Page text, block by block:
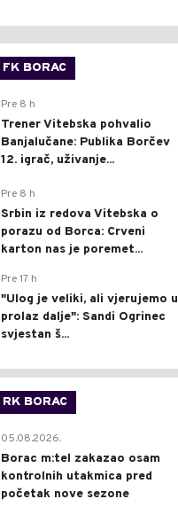
FK BORAC
Pre 8 h
Trener Vitebska pohvalio
Banjalučane: Publika Borčev
12. igrač, uživanje...
Pre 8 h
Srbin iz redova Vitebska o
porazu od Borca: Crveni
karton nas je poremet...
Pre 17 h
"Ulog je veliki, ali vjerujemo u
prolaz dalje": Sandi Ogrinec
svjestan š...
RK BORAC
05.08.2026.
Borac m:tel zakazao osam
kontrolnih utakmica pred
početak nove sezone